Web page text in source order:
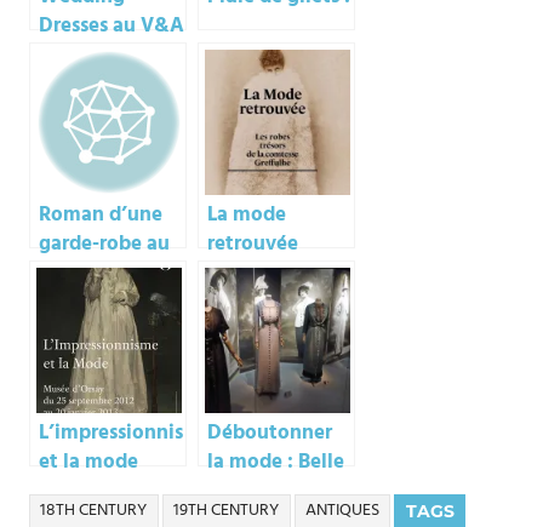
Dresses au V&A
Roman d’une
garde-robe au
musée
Carnavalet
La mode
retrouvée
L’impressionnisme
et la mode
Déboutonner
la mode : Belle
Epoque et 20e
TAGS
18TH CENTURY 19TH CENTURY
ANTIQUES